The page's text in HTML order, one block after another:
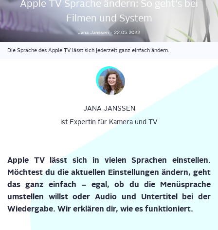
Apple TV Spra­che ändern: So geht‘s bei
Fil­men und System
Jana Janssen- 22.05.2022
Die Sprache des Apple TV lässt sich jederzeit ganz einfach ändern.
JANA JANSSEN
ist Expertin für Kamera und TV
Apple TV lässt sich in vie­len Spra­chen ein­stel­len.
Möch­test du die aktu­el­len Ein­stel­lun­gen ändern, geht
das ganz ein­fach – egal, ob du die Menü­spra­che
umstel­len willst oder Audio und Unter­ti­tel bei der
Wie­der­ga­be. Wir erklä­ren dir, wie es funktioniert.